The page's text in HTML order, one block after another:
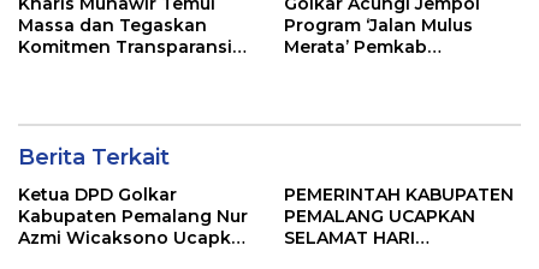
Massa dan Tegaskan
Komitmen Transparansi
Program ‘Jalan Mulus
Merata’ Pemkab
Berita Terkait
Ketua DPD Golkar
Kabupaten Pemalang Nur
Azmi Wicaksono Ucapkan
PEMERINTAH KABUPATEN
PEMALANG UCAPKAN
SELAMAT HARI